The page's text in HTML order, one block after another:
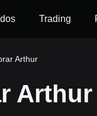
Trading
Arthur
Arthur